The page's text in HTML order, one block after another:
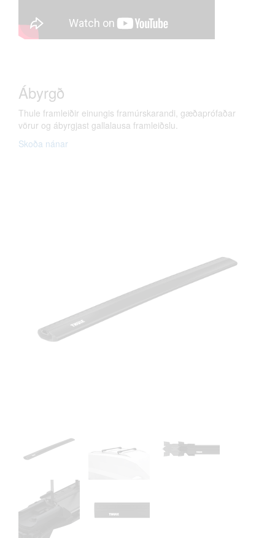
Ábyrgð
Thule framleiðir einungis framúrskarandi, gæðaprófaðar
vörur og ábyrgjast gallalausa framleiðslu.
Skoða nánar